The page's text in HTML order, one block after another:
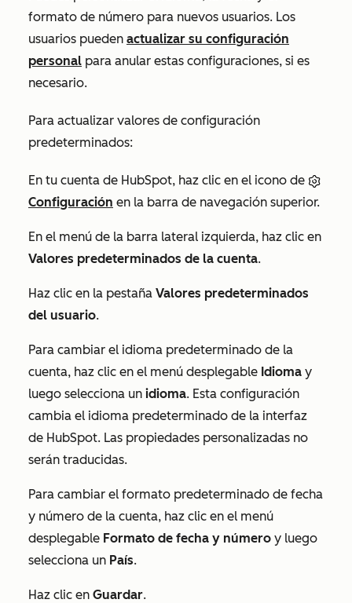
formato de número para nuevos usuarios. Los
usuarios pueden actualizar su configuración
personal para anular estas configuraciones, si es
necesario.
Para actualizar valores de configuración
predeterminados:
En tu cuenta de HubSpot, haz clic en el icono de
Configuración en la barra de navegación superior.
En el menú de la barra lateral izquierda, haz clic en
Valores predeterminados de la cuenta.
Haz clic en la pestaña Valores predeterminados
del usuario.
Para cambiar el idioma predeterminado de la
cuenta, haz clic en el menú desplegable Idioma y
luego selecciona un idioma. Esta configuración
cambia el idioma predeterminado de la interfaz
de HubSpot. Las propiedades personalizadas no
serán traducidas.
Para cambiar el formato predeterminado de fecha
y número de la cuenta, haz clic en el menú
desplegable Formato de fecha y número y luego
selecciona un País.
Haz clic en Guardar.